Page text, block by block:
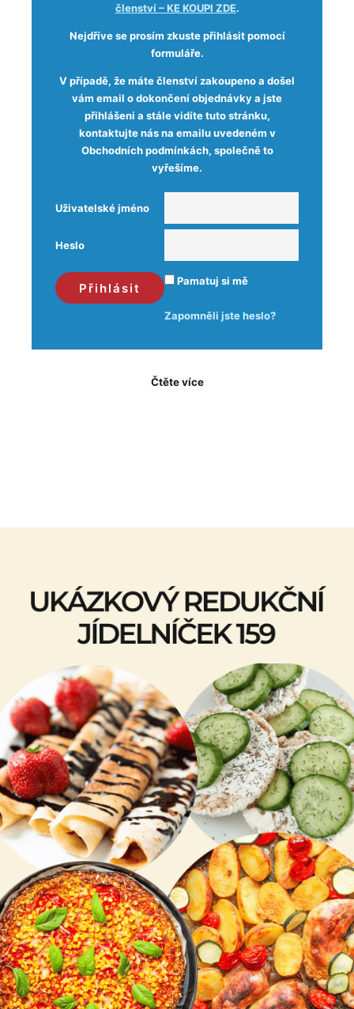
členství – KE KOUPI ZDE.
Nejdříve se prosím zkuste přihlásit pomocí
formuláře.
V případě, že máte členství zakoupeno a došel
vám email o dokončení objednávky a jste
přihlášeni a stále vidíte tuto stránku,
kontaktujte nás na emailu uvedeném v
Obchodních podmínkách, společně to
vyřešíme.
Uživatelské jméno
Heslo
Pamatuj si mě
Zapomněli jste heslo?
Čtěte více